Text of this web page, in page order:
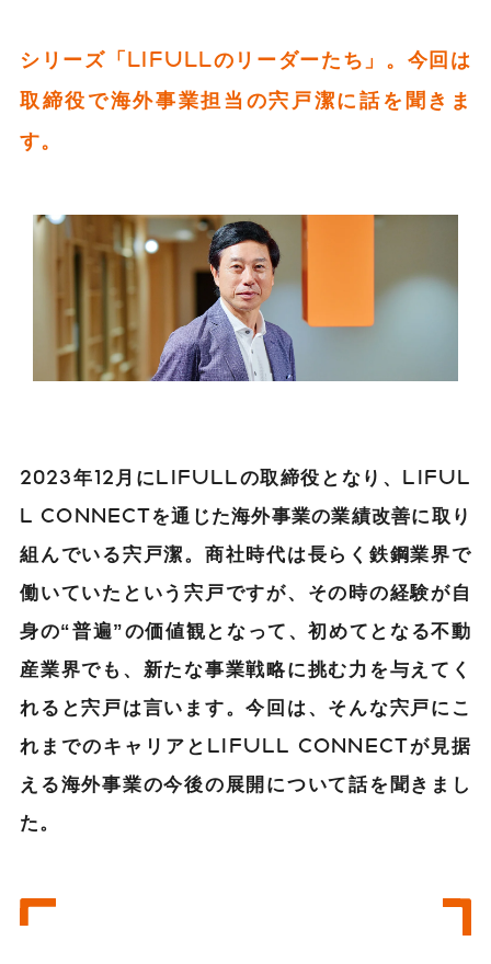
シリーズ「LIFULLのリーダーたち」。今回は
取締役で海外事業担当の宍戸潔に話を聞きま
す。
2023年12月にLIFULLの取締役となり、LIFUL
L CONNECTを通じた海外事業の業績改善に取り
組んでいる宍戸潔。商社時代は長らく鉄鋼業界で
働いていたという宍戸ですが、その時の経験が自
身の“普遍”の価値観となって、初めてとなる不動
産業界でも、新たな事業戦略に挑む力を与えてく
れると宍戸は言います。今回は、そんな宍戸にこ
れまでのキャリアとLIFULL CONNECTが見据
える海外事業の今後の展開について話を聞きまし
た。